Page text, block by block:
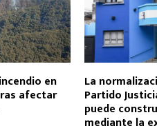
en
afectar
La
Partido
puede